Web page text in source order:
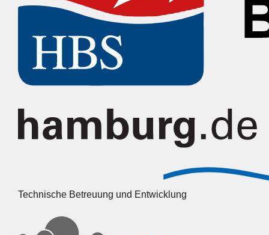
Technische Betreuung und Entwicklung